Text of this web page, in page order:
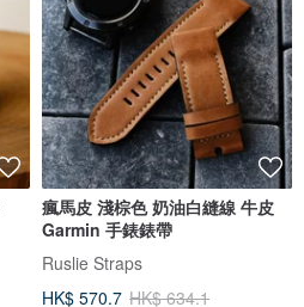
瘋馬皮 淺棕色 奶油白縫線 牛皮
Garmin 手錶錶帶
Ruslie Straps
HK$ 570.7 HK$ 634.1